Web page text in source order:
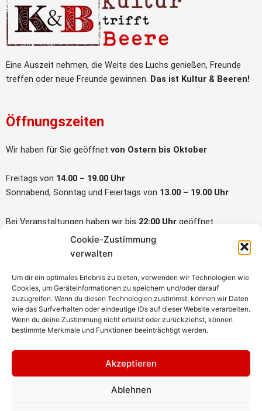
Cookie-Zustimmung
verwalten
Um dir ein optimales Erlebnis zu bieten, verwenden wir Technologien wie
Cookies, um Geräteinformationen zu speichern und/oder darauf
zuzugreifen. Wenn du diesen Technologien zustimmst, können wir Daten
wie das Surfverhalten oder eindeutige IDs auf dieser Website verarbeiten.
Wenn du deine Zustimmung nicht erteilst oder zurückziehst, können
bestimmte Merkmale und Funktionen beeinträchtigt werden.
Akzeptieren
Ablehnen
Eine Auszeit nehmen, die Weite des Luchs genießen, Freunde
treffen oder neue Freunde gewinnen. Das ist Kultur & Beeren!
Öffnungszeiten
Wir haben für Sie geöffnet von Ostern bis Oktober
Freitags von 14.00 – 19.00 Uhr
Sonnabend, Sonntag und Feiertags von 13.00 – 19.00 Uhr
Bei Veranstaltungen haben wir bis 22:00 Uhr geöffnet
Impressum
Datenschutzerklärung
AGB
Social Media